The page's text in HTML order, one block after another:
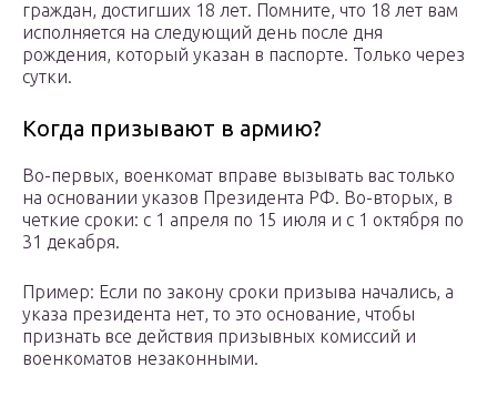
граждан, достигших 18 лет. Помните, что 18 лет вам
исполняется на следующий день после дня
рождения, который указан в паспорте. Только через
сутки.
Когда призывают в армию?
Во-первых, военкомат вправе вызывать вас только
на основании указов Президента РФ. Во-вторых, в
четкие сроки: с 1 апреля по 15 июля и с 1 октября по
31 декабря.
Пример: Если по закону сроки призыва начались, а
указа президента нет, то это основание, чтобы
признать все действия призывных комиссий и
военкоматов незаконными.